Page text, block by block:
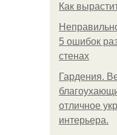
Как
5 ошибок
стенах
Гардения.
отличное
интерьера.